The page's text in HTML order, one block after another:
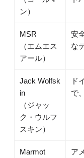
ン）
MSR
（エムエス
アール）
安
な
Jack Wolfsk
in
（ジャッ
ク・ウルフ
スキン）
ド
で
Marmot
ア